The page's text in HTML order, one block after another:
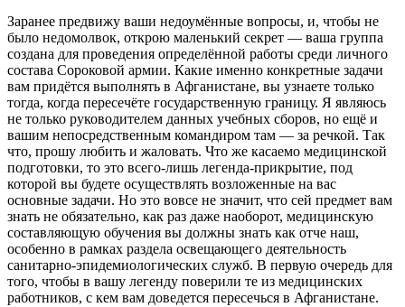
Заранее предвижу ваши недоумённые вопросы, и, чтобы не
было недомолвок, открою маленький секрет — ваша группа
создана для проведения определённой работы среди личного
состава Сороковой армии. Какие именно конкретные задачи
вам придётся выполнять в Афганистане, вы узнаете только
тогда, когда пересечёте государственную границу. Я являюсь
не только руководителем данных учебных сборов, но ещё и
вашим непосредственным командиром там — за речкой. Так
что, прошу любить и жаловать. Что же касаемо медицинской
подготовки, то это всего-лишь легенда-прикрытие, под
которой вы будете осуществлять возложенные на вас
основные задачи. Но это вовсе не значит, что сей предмет вам
знать не обязательно, как раз даже наоборот, медицинскую
составляющую обучения вы должны знать как отче наш,
особенно в рамках раздела освещающего деятельность
санитарно-эпидемиологических служб. В первую очередь для
того, чтобы в вашу легенду поверили те из медицинских
работников, с кем вам доведется пересечься в Афганистане.